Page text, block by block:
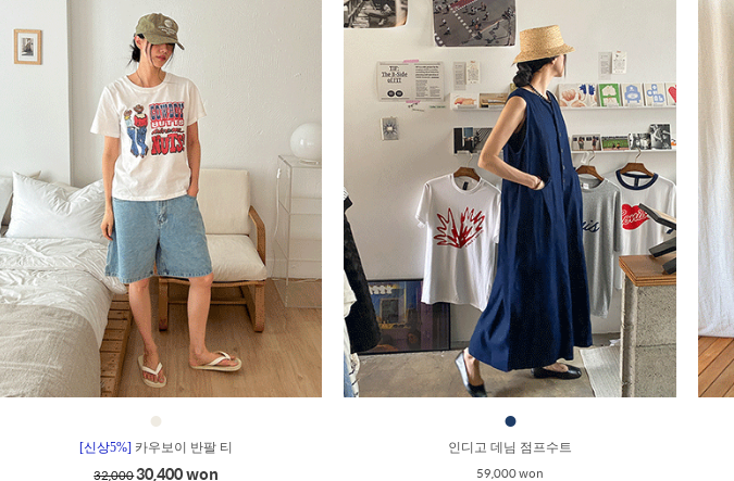
●
[신상5%] 카우보이 반팔 티
32,00030,400 won
●
인디고 데님 점프수트
59,000 won